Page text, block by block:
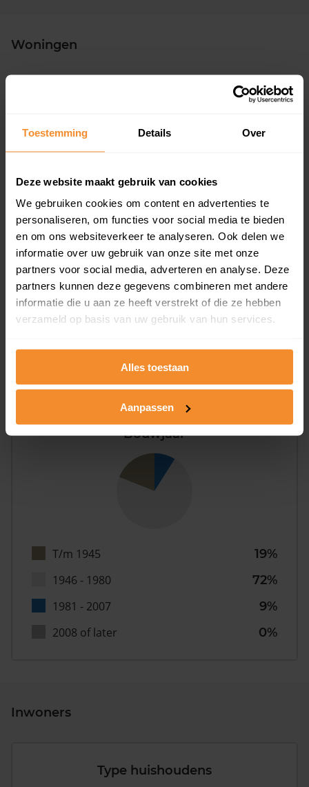
Toestemming Details Over
Deze website maakt gebruik van cookies
We gebruiken cookies om content en advertenties te
personaliseren, om functies voor social media te bieden
en om ons websiteverkeer te analyseren. Ook delen we
informatie over uw gebruik van onze site met onze
partners voor social media, adverteren en analyse. Deze
partners kunnen deze gegevens combineren met andere
informatie die u aan ze heeft verstrekt of die ze hebben
verzameld op basis van uw gebruik van hun services.
Alles toestaan
Aanpassen
Woningen
Koopwoningen
Huurwoningen
Appartementen
aandeel van totale woningen
Bouwjaar
T/m 1945
19%
1946 - 1980
72%
1981 - 2007
9%
2008 of later
0%
Inwoners
Type huishoudens